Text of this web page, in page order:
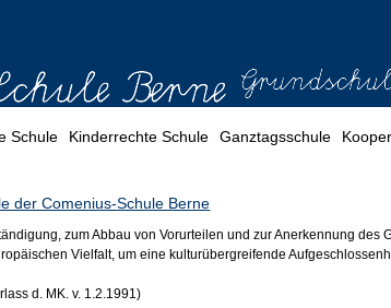
Schule Kinderrechte Schule Ganztagsschule
der Comenius-Schule Berne
zum Abbau von Vorurteilen und zur Anerkennung des
Vielfalt, um eine kulturübergreifende
d. MK. v. 1.2.1991)